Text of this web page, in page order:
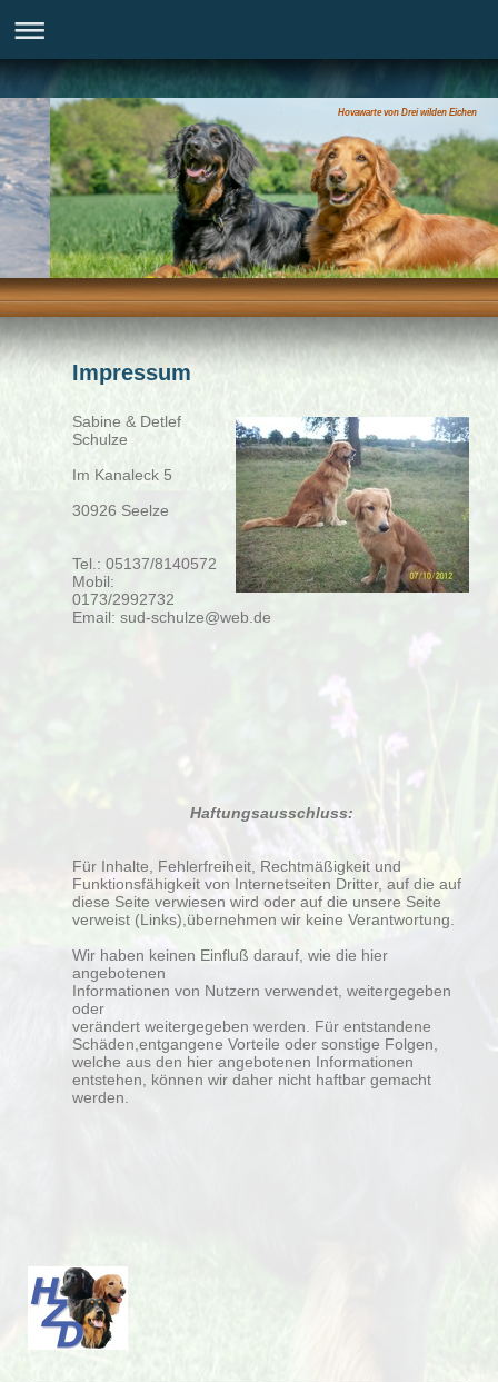
Hovawarte von Drei wilden Eichen
Impressum
Sabine & Detlef
Schulze
Im Kanaleck 5
30926 Seelze
Tel.: 05137/8140572
Mobil:
0173/2992732
Email: sud-schulze@web.de
Haftungsausschluss:
Für Inhalte, Fehlerfreiheit, Rechtmäßigkeit und
Funktionsfähigkeit von Internetseiten Dritter, auf die auf
diese Seite verwiesen wird oder auf die unsere Seite
verweist (Links),übernehmen wir keine Verantwortung.
Wir haben keinen Einfluß darauf, wie die hier
angebotenen
Informationen von Nutzern verwendet, weitergegeben
oder
verändert weitergegeben werden. Für entstandene
Schäden,entgangene Vorteile oder sonstige Folgen,
welche aus den hier angebotenen Informationen
entstehen, können wir daher nicht haftbar gemacht
werden.